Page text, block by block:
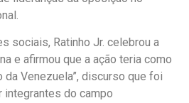
sociais, Ratinho Jr. celebrou a
e afirmou que a ação teria como
da Venezuela”, discurso que foi
integrantes do campo